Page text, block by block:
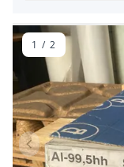
Vorheriger Artikel
1 / 2